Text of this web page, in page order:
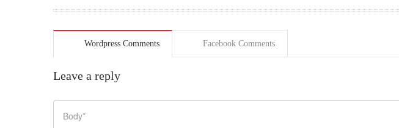
podľa
noriem.
Wordpress Comments Facebook Comments
Leave a reply